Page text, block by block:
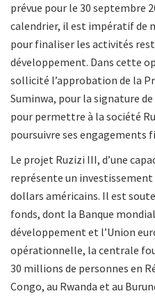
prévue pour le 30 septembre
calendrier, il est impératif de
pour finaliser les activités
développement. Dans cette
sollicité l’approbation de la
Suminwa, pour la signature
pour permettre à la société
poursuivre ses engagements
Le projet Ruzizi III, d’une
représente un
dollars américains. Il est
fonds, dont la Banque
développement et l’Union
opérationnelle, la centrale
30 millions de personnes en
Congo, au Rwanda et au